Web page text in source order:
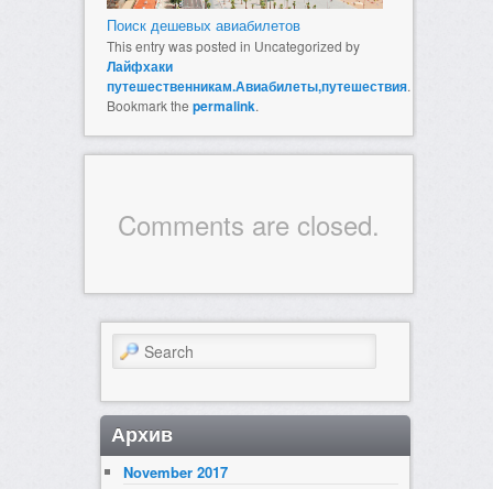
Поиск дешевых авиабилетов
This entry was posted in Uncategorized by
Лайфхаки
путешественникам.Авиабилеты,путешествия.
Bookmark the permalink.
Comments are closed.
Search
Архив
November 2017